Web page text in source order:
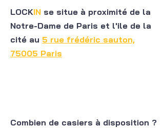
LOCKIN se situe à proximité de la
Notre-Dame de Paris et l'ile de la
cité au 5 rue frédéric sauton,
75005 Paris
Combien de casiers à disposition ?